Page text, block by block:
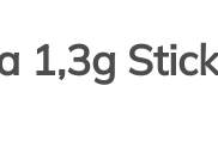
1,3g